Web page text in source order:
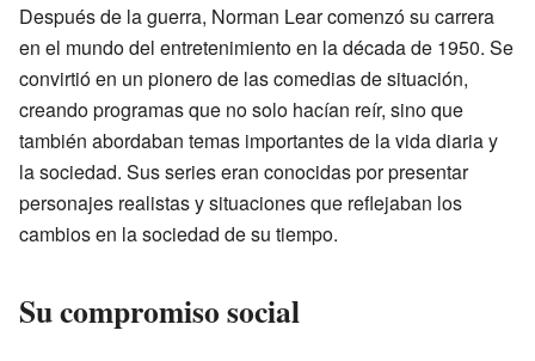
Después de la guerra, Norman Lear comenzó su carrera
en el mundo del entretenimiento en la década de 1950. Se
convirtió en un pionero de las comedias de situación,
creando programas que no solo hacían reír, sino que
también abordaban temas importantes de la vida diaria y
la sociedad. Sus series eran conocidas por presentar
personajes realistas y situaciones que reflejaban los
cambios en la sociedad de su tiempo.
Su compromiso social